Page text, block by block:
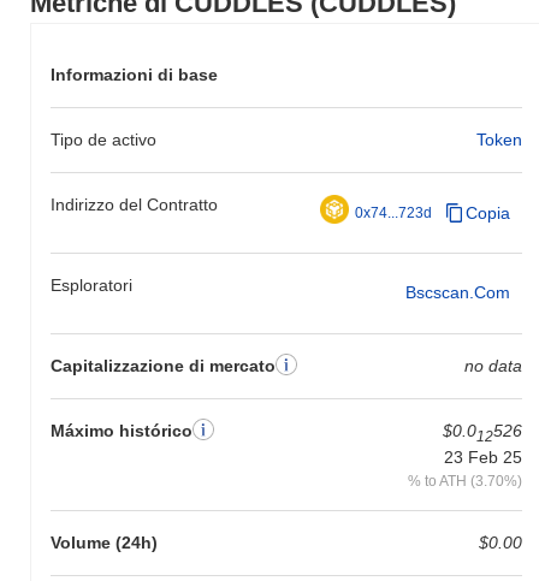
Informazioni di base
Tipo de activo Token
Indirizzo del Contratto 0x74...723d Copia
Esploratori Bscscan.com
Capitalizzazione di mercato no data
Máximo histórico $0.012526
23 Feb 25
% to ATH (3.70%)
Volume (24h) $0.00